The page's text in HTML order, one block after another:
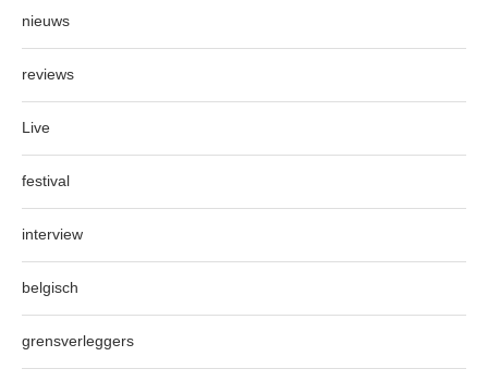
nieuws
reviews
Live
festival
interview
belgisch
grensverleggers